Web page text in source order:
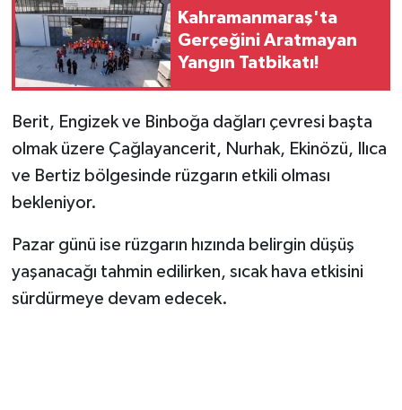
Kahramanmaraş'ta
Gerçeğini Aratmayan
Yangın Tatbikatı!
Berit, Engizek ve Binboğa dağları çevresi başta
olmak üzere Çağlayancerit, Nurhak, Ekinözü, Ilıca
ve Bertiz bölgesinde rüzgarın etkili olması
bekleniyor.
Pazar günü ise rüzgarın hızında belirgin düşüş
yaşanacağı tahmin edilirken, sıcak hava etkisini
sürdürmeye devam edecek.